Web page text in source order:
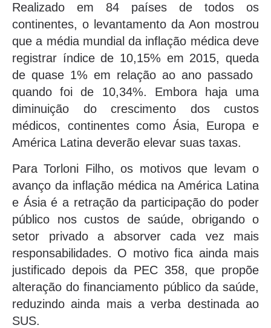
Realizado em 84 países de todos os
continentes, o levantamento da Aon mostrou
que a média mundial da inflação médica deve
registrar índice de 10,15% em 2015, queda
de quase 1% em relação ao ano passado 
quando foi de 10,34%. Embora haja uma
diminuição do crescimento dos custos
médicos, continentes como Ásia, Europa e
América Latina deverão elevar suas taxas.
Para Torloni Filho, os motivos que levam o
avanço da inflação médica na América Latina
e Ásia é a retração da participação do poder
público nos custos de saúde, obrigando o
setor privado a absorver cada vez mais
responsabilidades. O motivo fica ainda mais
justificado depois da PEC 358, que propõe
alteração do financiamento público da saúde,
reduzindo ainda mais a verba destinada ao
SUS.